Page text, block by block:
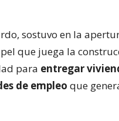
sostuvo en la
que juega la
para entregar
de empleo que